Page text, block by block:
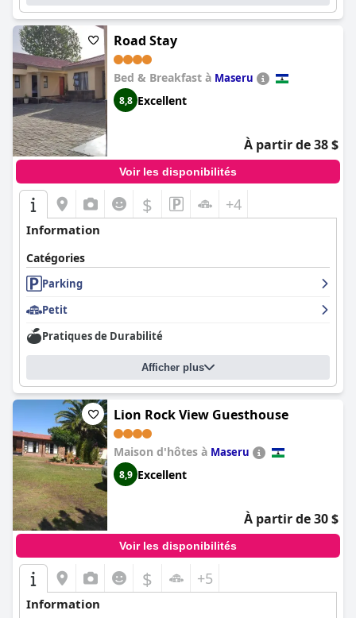
positive qu'ils ont reçus du personnel deGreenlake Guesthouse.
Road Stay
Bed & Breakfast à Maseru
8,8 Excellent
À partir de 38 $
Voir les disponibilités
$ +4
Information
Catégories
Parking
Petit
Pratiques de Durabilité
Afficher plus
Lion Rock View Guesthouse
Maison d'hôtes à Maseru
8,9 Excellent
À partir de 30 $
Voir les disponibilités
$ +5
Information